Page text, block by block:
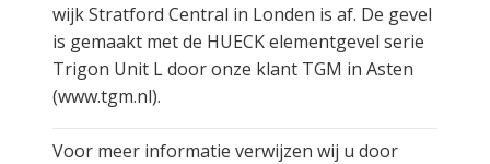
wijk Stratford Central in Londen is af. De gevel
is gemaakt met de HUECK elementgevel serie
Trigon Unit L door onze klant TGM in Asten
(www.tgm.nl).
Voor meer informatie verwijzen wij u door